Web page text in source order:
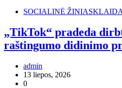
SOCIALINĖ ŽINIASKLAIDA
„TikTok“ pradeda
raštingumo didinimo
admin
13 liepos, 2026
0